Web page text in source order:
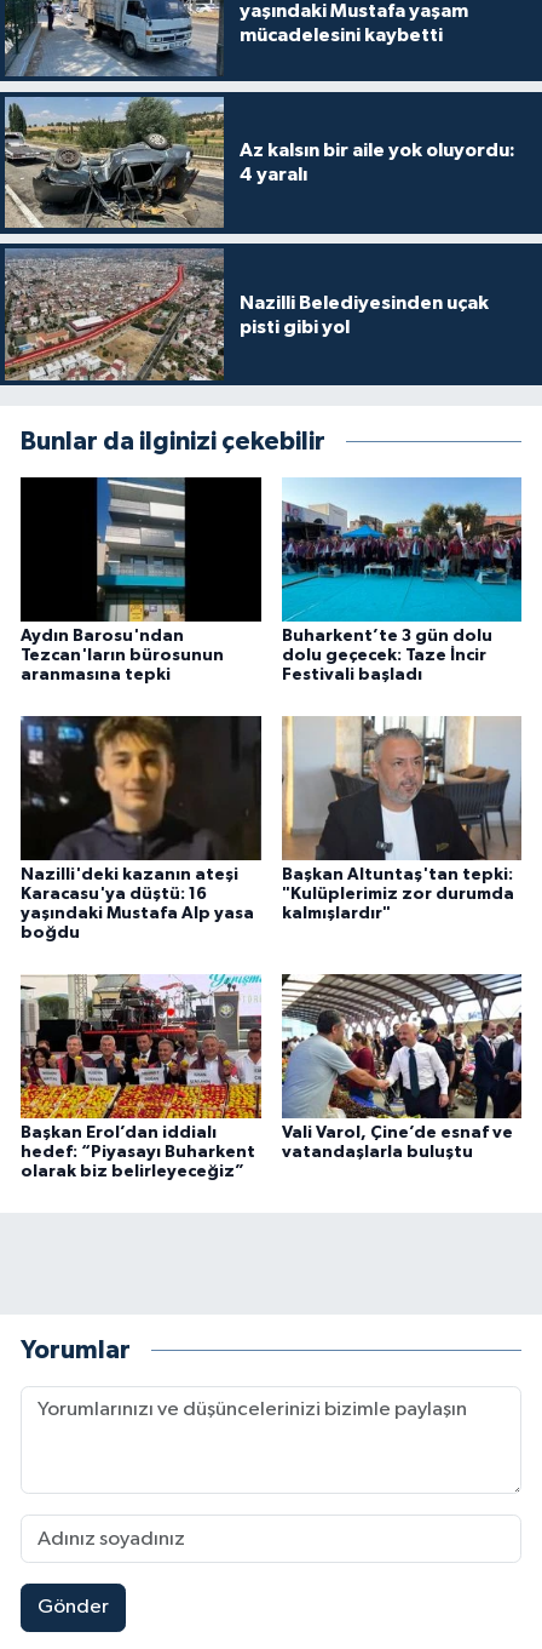
yaşındaki Mustafa yaşam
mücadelesini kaybetti
Az kalsın bir aile yok oluyordu:
4 yaralı
Nazilli Belediyesinden uçak
pisti gibi yol
Bunlar da ilginizi çekebilir
Aydın Barosu'ndan
Tezcan'ların bürosunun
aranmasına tepki
Buharkent’te 3 gün dolu
dolu geçecek: Taze İncir
Festivali başladı
Nazilli'deki kazanın ateşi
Karacasu'ya düştü: 16
yaşındaki Mustafa Alp yasa
boğdu
Başkan Altuntaş'tan tepki:
"Kulüplerimiz zor durumda
kalmışlardır"
Başkan Erol’dan iddialı
hedef: “Piyasayı Buharkent
olarak biz belirleyeceğiz”
Vali Varol, Çine’de esnaf ve
vatandaşlarla buluştu
Yorumlar
Gönder